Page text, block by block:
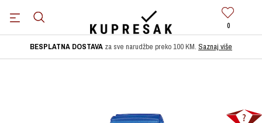
0
BESPLATNA DOSTAVA za sve narudžbe preko 100 KM. Saznaj više